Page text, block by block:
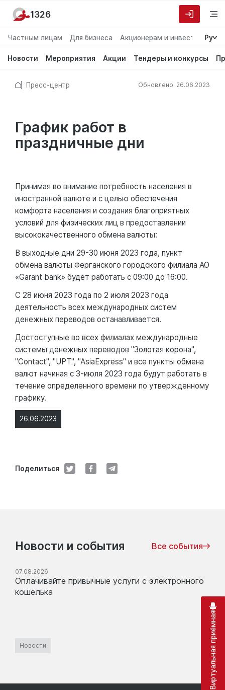
Частным лицам Для бизнеса Акционерам и инвесторам
Ру
Новости Мероприятия Акции Тендеры и конкурсы
1326
Пресс-центр Обновлено: 26.06.2023
График работ в
праздничные дни
26.06.2023
Поделиться
Принимая во внимание потребность населения в
иностранной валюте и с целью обеспечения
комфорта населения и создания благоприятных
условий для физических лиц в предоставлении
высококачественного обмена валюты:
В выходные дни 29-30 июня 2023 года, пункт
обмена валюты Ферганского городского филиала АО
«Garant bank» будет работать с 09:00 до 16:00.
С 28 июня 2023 года по 2 июля 2023 года
деятельность всех международных систем
денежных переводов останавливается.
Достоступные во всех филиалах международные
системы денежных переводов "Золотая корона",
"Contact", "UPT", "AsiaExpress" и все пункты обмена
валют начиная с 3-июля 2023 года будут работать в
течение определенного времени по утвержденному
графику.
Новости и события Все события
07.08.2026
Оплачивайте привычные услуги с электронного
кошелька
Новости Виртуальная приёмная